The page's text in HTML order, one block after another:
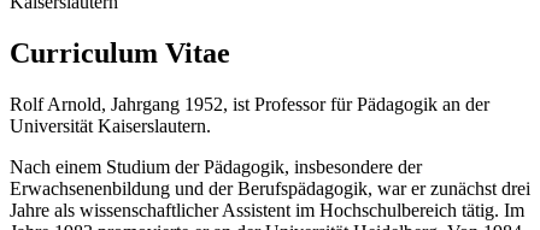
Curriculum Vitae
Rolf Arnold, Jahrgang 1952, ist Professor für Pädagogik an der
Universität Kaiserslautern.
Nach einem Studium der Pädagogik, insbesondere der
Erwachsenenbildung und der Berufspädagogik, war er zunächst drei
Jahre als wissenschaftlicher Assistent im Hochschulbereich tätig. Im